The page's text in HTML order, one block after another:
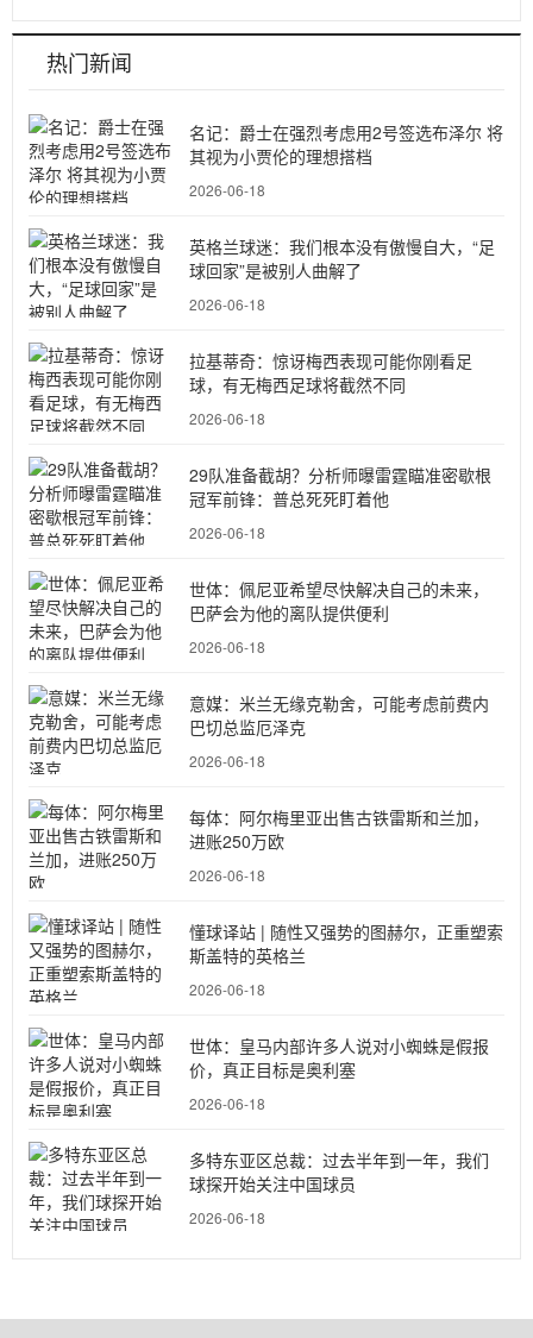
热门新闻
名记：爵士在强烈考虑用2号签选布泽尔 将
其视为小贾伦的理想搭档
2026-06-18
英格兰球迷：我们根本没有傲慢自大，“足
球回家”是被别人曲解了
2026-06-18
拉基蒂奇：惊讶梅西表现可能你刚看足
球，有无梅西足球将截然不同
2026-06-18
29队准备截胡？分析师曝雷霆瞄准密歇根
冠军前锋：普总死死盯着他
2026-06-18
世体：佩尼亚希望尽快解决自己的未来，
巴萨会为他的离队提供便利
2026-06-18
意媒：米兰无缘克勒舍，可能考虑前费内
巴切总监厄泽克
2026-06-18
每体：阿尔梅里亚出售古铁雷斯和兰加，
进账250万欧
2026-06-18
懂球译站 | 随性又强势的图赫尔，正重塑索
斯盖特的英格兰
2026-06-18
世体：皇马内部许多人说对小蜘蛛是假报
价，真正目标是奥利塞
2026-06-18
多特东亚区总裁：过去半年到一年，我们
球探开始关注中国球员
2026-06-18